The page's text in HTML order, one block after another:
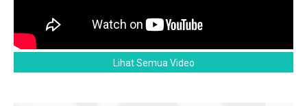
Lihat Semua Video